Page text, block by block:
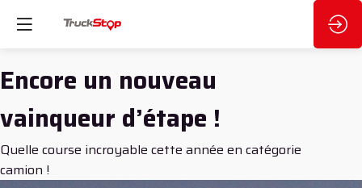
Encore un nouveau
vainqueur d’étape !
Quelle course incroyable cette année en catégorie
camion !